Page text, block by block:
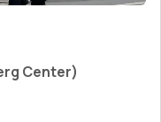
Center)